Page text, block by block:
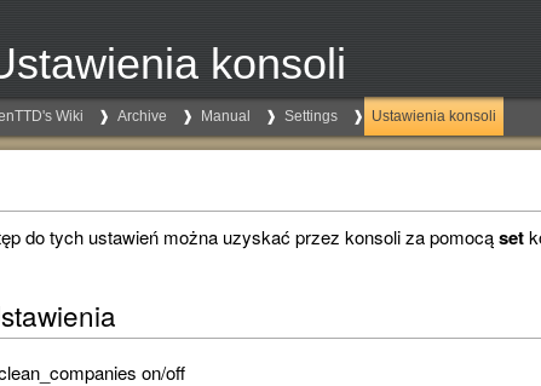
konsoli
Wiki Archive Manual Settings Ustawienia konsoli
do tych ustawień można uzyskać przez konsoli za pomocąset
on/off